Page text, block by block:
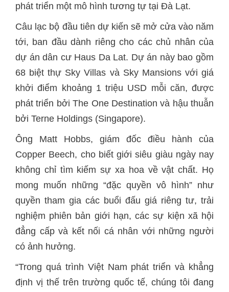
phát triển một mô hình tương tự tại Đà Lạt.
Câu lạc bộ đầu tiên dự kiến sẽ mở cửa vào năm
tới, ban đầu dành riêng cho các chủ nhân của
dự án dân cư Haus Da Lat. Dự án này bao gồm
68 biệt thự Sky Villas và Sky Mansions với giá
khởi điểm khoảng 1 triệu USD mỗi căn, được
phát triển bởi The One Destination và hậu thuẫn
bởi Terne Holdings (Singapore).
Ông Matt Hobbs, giám đốc điều hành của
Copper Beech, cho biết giới siêu giàu ngày nay
không chỉ tìm kiếm sự xa hoa về vật chất. Họ
mong muốn những “đặc quyền vô hình” như
quyền tham gia các buổi đấu giá riêng tư, trải
nghiệm phiên bản giới hạn, các sự kiện xã hội
đẳng cấp và kết nối cá nhân với những người
có ảnh hưởng.
“Trong quá trình Việt Nam phát triển và khẳng
định vị thế trên trường quốc tế, chúng tôi đang